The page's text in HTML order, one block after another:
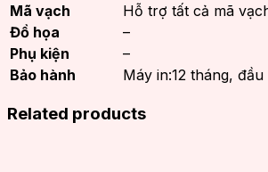
Mã vạch
Hỗ trợ tất cả mã
Đồ họa
–
Phụ kiện
–
Bảo hành
Máy in:12 tháng,
Related products